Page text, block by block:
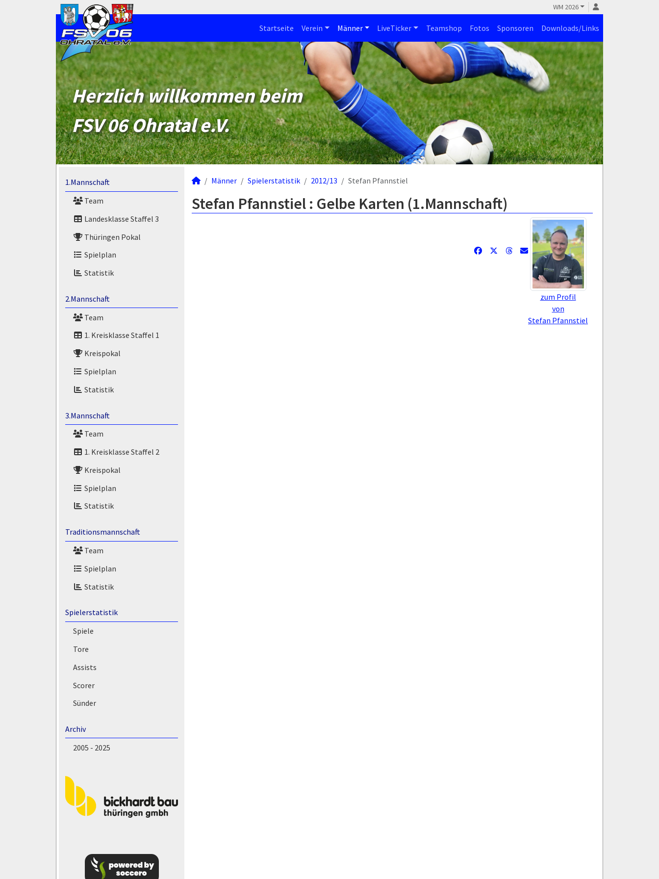
WM 2026
Startseite Verein Männer LiveTicker Teamshop Fotos Sponsoren Downloads/Links
Herzlich willkommen beim
FSV 06 Ohratal e.V.
1.Mannschaft
Team
Landesklasse Staffel 3
Thüringen Pokal
Spielplan
Statistik
2.Mannschaft
Team
1. Kreisklasse Staffel 1
Kreispokal
Spielplan
Statistik
3.Mannschaft
Team
1. Kreisklasse Staffel 2
Kreispokal
Spielplan
Statistik
Traditionsmannschaft
Team
Spielplan
Statistik
Spielerstatistik
Spiele
Tore
Assists
Scorer
Sünder
Archiv
2005 - 2025
Männer Spielerstatistik 2012/13 Stefan Pfannstiel
Stefan Pfannstiel : Gelbe Karten (1.Mannschaft)
zum Profil
von
Stefan Pfannstiel